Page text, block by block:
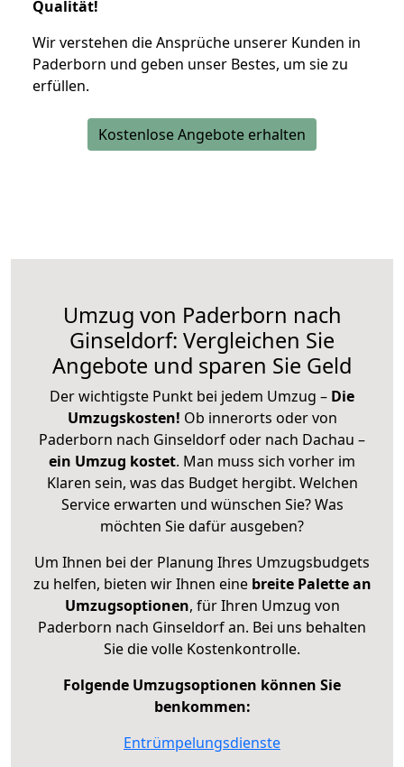
Qualität!
Wir verstehen die Ansprüche unserer Kunden in
Paderborn und geben unser Bestes, um sie zu
erfüllen.
Kostenlose Angebote erhalten
Umzug von Paderborn nach
Ginseldorf: Vergleichen Sie
Angebote und sparen Sie Geld
Der wichtigste Punkt bei jedem Umzug – Die
Umzugskosten! Ob innerorts oder von
Paderborn nach Ginseldorf oder nach Dachau –
ein Umzug kostet. Man muss sich vorher im
Klaren sein, was das Budget hergibt. Welchen
Service erwarten und wünschen Sie? Was
möchten Sie dafür ausgeben?
Um Ihnen bei der Planung Ihres Umzugsbudgets
zu helfen, bieten wir Ihnen eine breite Palette an
Umzugsoptionen, für Ihren Umzug von
Paderborn nach Ginseldorf an. Bei uns behalten
Sie die volle Kostenkontrolle.
Folgende Umzugsoptionen können Sie
benkommen:
Entrümpelungsdienste